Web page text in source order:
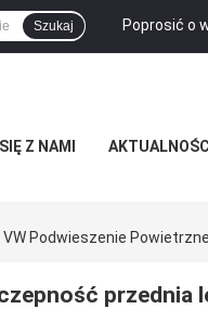
Poprosić o
Szukaj
Z NAMI AKTUALNOŚCI
Podwieszenie
przednia